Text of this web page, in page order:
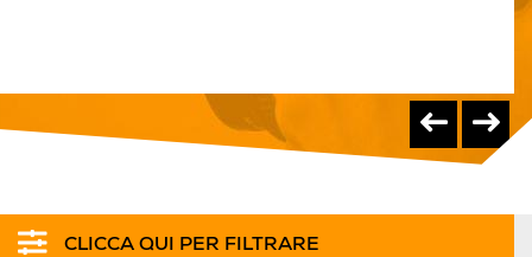
CLICCA QUI PER FILTRARE